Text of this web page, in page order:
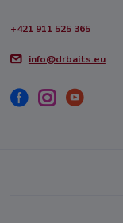
+421 911 525 365
info@drbaits.eu